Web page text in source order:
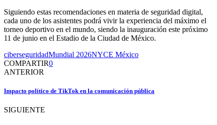
Siguiendo estas recomendaciones en materia de seguridad digital,
cada uno de los asistentes podrá vivir la experiencia del máximo el
torneo deportivo en el mundo, siendo la inauguración este próximo
11 de junio en el Estadio de la Ciudad de México.
ciberseguridadMundial 2026NYCE México
COMPARTIR0
ANTERIOR
Impacto político de TikTok en la comunicación pública
SIGUIENTE